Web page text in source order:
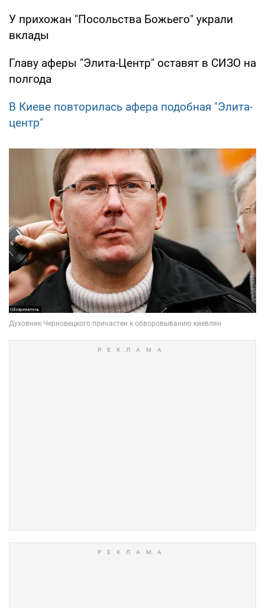
У прихожан "Посольства Божьего" украли
вклады
Главу аферы "Элита-Центр" оставят в СИЗО на
полгода
В Киеве повторилась афера подобная "Элита-
центр"